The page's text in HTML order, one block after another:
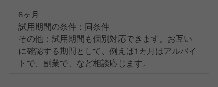
6ヶ月
試用期間の条件：同条件
その他：試用期間も個別対応できます。お互い
に確認する期間として、例えば1カ月はアルバイ
トで、副業で、など相談応じます。